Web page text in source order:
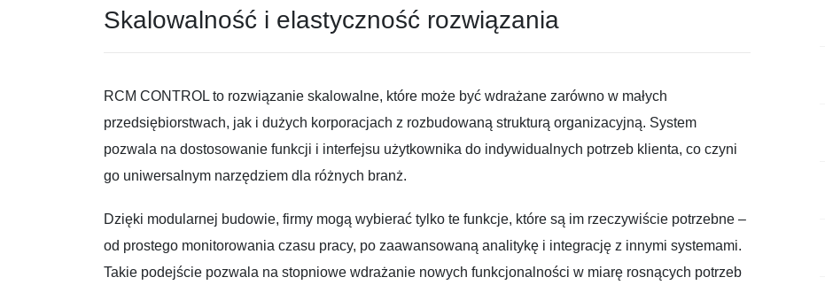
Skalowalność i elastyczność rozwiązania
RCM CONTROL to rozwiązanie skalowalne, które może być wdrażane zarówno w małych
przedsiębiorstwach, jak i dużych korporacjach z rozbudowaną strukturą organizacyjną. System
pozwala na dostosowanie funkcji i interfejsu użytkownika do indywidualnych potrzeb klienta, co czyni
go uniwersalnym narzędziem dla różnych branż.
Dzięki modularnej budowie, firmy mogą wybierać tylko te funkcje, które są im rzeczywiście potrzebne –
od prostego monitorowania czasu pracy, po zaawansowaną analitykę i integrację z innymi systemami.
Takie podejście pozwala na stopniowe wdrażanie nowych funkcjonalności w miarę rosnących potrzeb